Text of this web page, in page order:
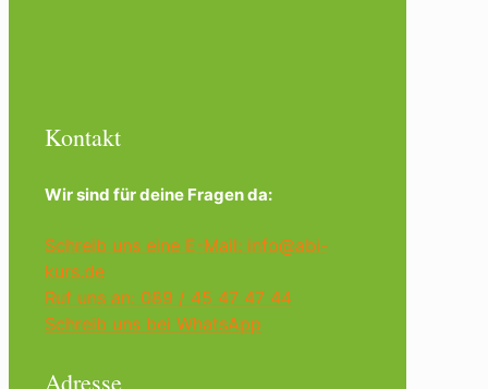
Kontakt
Wir sind für deine Fragen da:
Schreib uns eine E-Mail: info@abi-
kurs.de
Ruf uns an: 089 / 45 47 47 44
Schreib uns bei WhatsApp
Adresse